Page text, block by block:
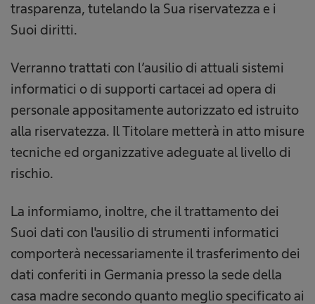
trasparenza, tutelando la Sua riservatezza e i
Suoi diritti.
Verranno trattati con l’ausilio di attuali sistemi
informatici o di supporti cartacei ad opera di
personale appositamente autorizzato ed istruito
alla riservatezza. Il Titolare metterà in atto misure
tecniche ed organizzative adeguate al livello di
rischio.
La informiamo, inoltre, che il trattamento dei
Suoi dati con l'ausilio di strumenti informatici
comporterà necessariamente il trasferimento dei
dati conferiti in Germania presso la sede della
casa madre secondo quanto meglio specificato ai